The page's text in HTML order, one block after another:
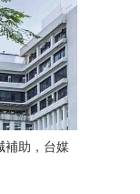
補助，台媒